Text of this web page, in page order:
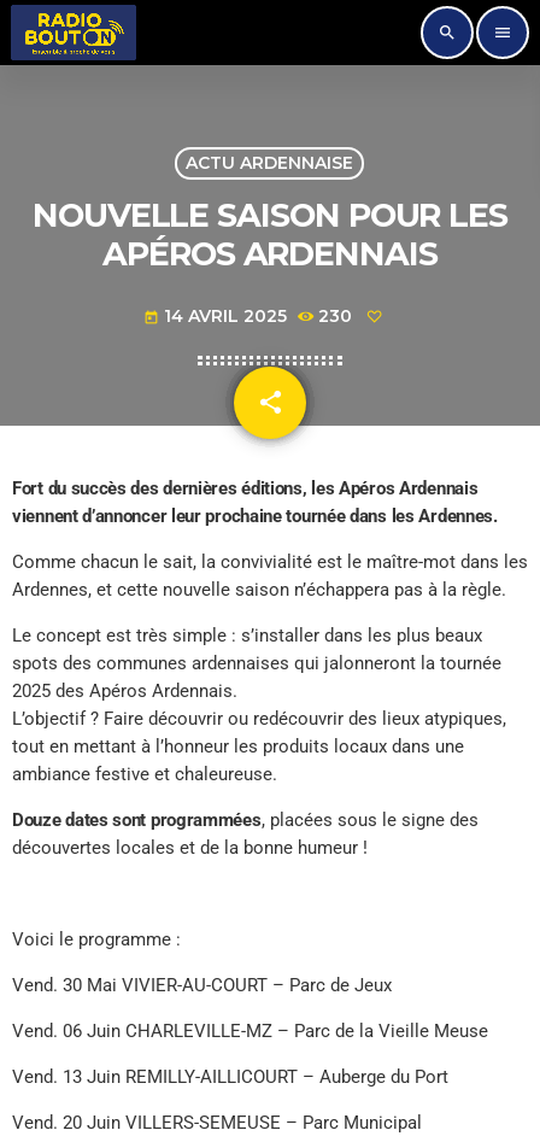
search menu
ACTU ARDENNAISE
NOUVELLE SAISON POUR LES
APÉROS ARDENNAIS
today 14 AVRIL 2025 230
share
email
Fort du succès des dernières éditions, les Apéros Ardennais
viennent d’annoncer leur prochaine tournée dans les Ardennes.
Comme chacun le sait, la convivialité est le maître-mot dans les
Ardennes, et cette nouvelle saison n’échappera pas à la règle.
Le concept est très simple : s’installer dans les plus beaux
spots des communes ardennaises qui jalonneront la tournée
2025 des Apéros Ardennais.
L’objectif ? Faire découvrir ou redécouvrir des lieux atypiques,
tout en mettant à l’honneur les produits locaux dans une
ambiance festive et chaleureuse.
Douze dates sont programmées, placées sous le signe des
découvertes locales et de la bonne humeur !
Voici le programme :
Vend. 30 Mai VIVIER-AU-COURT – Parc de Jeux
Vend. 06 Juin CHARLEVILLE-MZ – Parc de la Vieille Meuse
Vend. 13 Juin REMILLY-AILLICOURT – Auberge du Port
Vend. 20 Juin VILLERS-SEMEUSE – Parc Municipal